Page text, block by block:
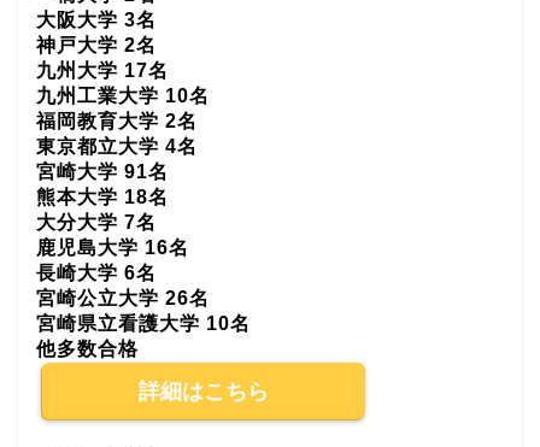
大阪大学 3名
神戸大学 2名
九州大学 17名
九州工業大学 10名
福岡教育大学 2名
東京都立大学 4名
宮崎大学 91名
熊本大学 18名
大分大学 7名
鹿児島大学 16名
長崎大学 6名
宮崎公立大学 26名
宮崎県立看護大学 10名
他多数合格
詳細はこちら